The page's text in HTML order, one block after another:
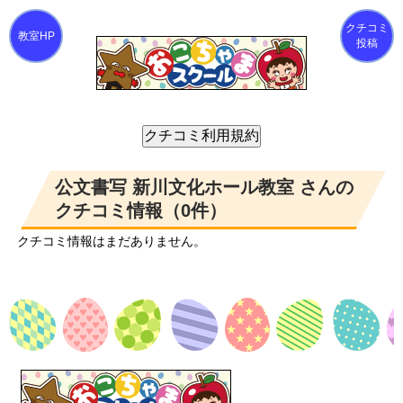
クチコミ
投稿
公文書写 新川文化ホール教室 さんの
クチコミ情報（0件）
クチコミ情報はまだありません。